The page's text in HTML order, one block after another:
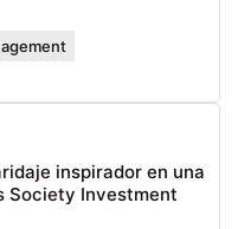
inspirador en una
Society Investment